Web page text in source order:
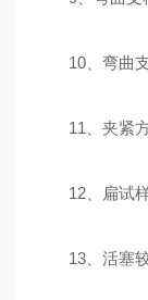
10、弯曲支
11、夹紧方
12、扁试样
13、活塞较